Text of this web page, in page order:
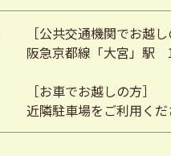
［公共交通機関でお越
阪急京都線「大宮」駅
［お車でお越しの方］
近隣駐車場をご利用く